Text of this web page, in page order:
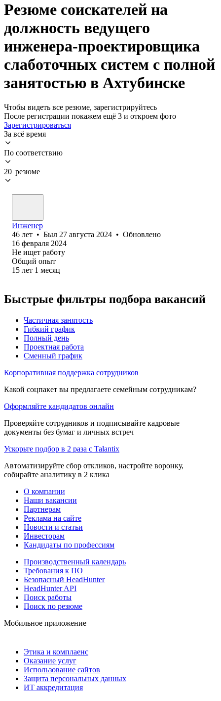
Резюме соискателей на
должность ведущего
инженера-проектировщика
слаботочных систем с полной
занятостью в Ахтубинске
Чтобы видеть все резюме, зарегистрируйтесь
После регистрации покажем ещё 3 и откроем фото
Зарегистрироваться
За всё время
По соответствию
20 резюме
Инженер
46 лет • Был 27 августа 2024 • Обновлено
16 февраля 2024
Не ищет работу
Общий опыт
15 лет 1 месяц
Быстрые фильтры подбора вакансий
Частичная занятость
Гибкий график
Полный день
Проектная работа
Сменный график
Корпоративная поддержка сотрудников
Какой соцпакет вы предлагаете семейным сотрудникам?
Оформляйте кандидатов онлайн
Проверяйте сотрудников и подписывайте кадровые
документы без бумаг и личных встреч
Ускорьте подбор в 2 раза с Talantix
Автоматизируйте сбор откликов, настройте воронку,
собирайте аналитику в 2 клика
О компании
Наши вакансии
Партнерам
Реклама на сайте
Новости и статьи
Инвесторам
Кандидаты по профессиям
Производственный календарь
Требования к ПО
Безопасный HeadHunter
HeadHunter API
Поиск работы
Поиск по резюме
Мобильное приложение
Этика и комплаенс
Оказание услуг
Использование сайтов
Защита персональных данных
ИТ аккредитация